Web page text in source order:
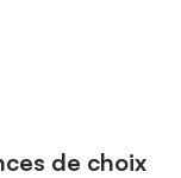
de choix